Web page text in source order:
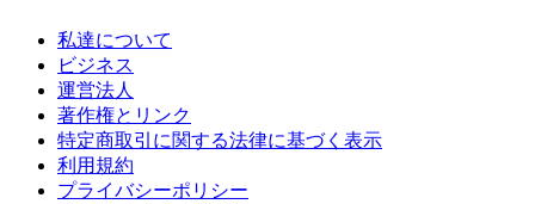
私達について
ビジネス
運営法人
著作権とリンク
特定商取引に関する法律に基づく表示
利用規約
プライバシーポリシー